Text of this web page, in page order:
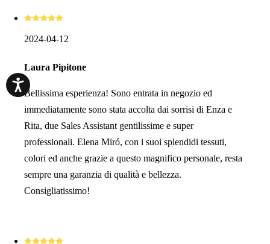
2024-04-12
Laura Pipitone
Bellissima esperienza! Sono entrata in negozio ed
immediatamente sono stata accolta dai sorrisi di Enza e
Rita, due Sales Assistant gentilissime e super
professionali. Elena Miró, con i suoi splendidi tessuti,
colori ed anche grazie a questo magnifico personale, resta
sempre una garanzia di qualità e bellezza.
Consigliatissimo!